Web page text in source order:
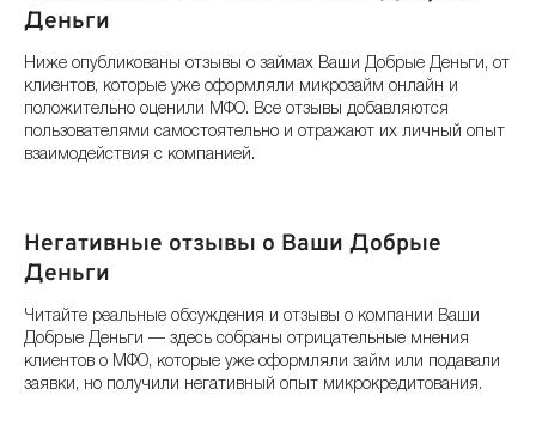
Деньги
Ниже опубликованы отзывы о займах Ваши Добрые Деньги, от
клиентов, которые уже оформляли микрозайм онлайн и
положительно оценили МФО. Все отзывы добавляются
пользователями самостоятельно и отражают их личный опыт
взаимодействия с компанией.
Негативные отзывы о Ваши Добрые
Деньги
Читайте реальные обсуждения и отзывы о компании Ваши
Добрые Деньги — здесь собраны отрицательные мнения
клиентов о МФО, которые уже оформляли займ или подавали
заявки, но получили негативный опыт микрокредитования.